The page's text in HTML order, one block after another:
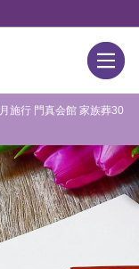
施行 門真会館 家族葬30